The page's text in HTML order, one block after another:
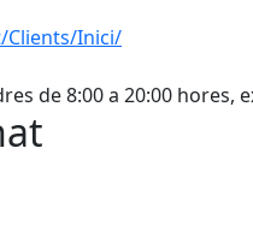
Clients/Inici/
de 8:00 a 20:00 hores,